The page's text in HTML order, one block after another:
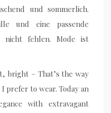
und sommerlich.
und eine passende
nicht fehlen. Mode ist
bright – That’s the way
prefer to wear. Today an
with extravagant